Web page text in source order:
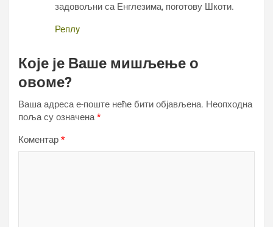
задовољни са Енглезима, поготову Шкоти.
Реплy
Које је Ваше мишљење о
овоме?
Ваша адреса е-поште неће бити објављена. Неопходна
поља су означена*
Коментар *